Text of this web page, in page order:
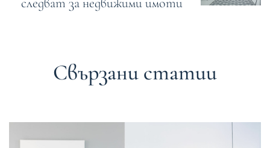
следват за недвижими имоти
Свързани статии